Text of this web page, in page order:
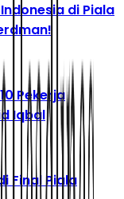
di Piala
Pekerja
Iqbal
Final Piala